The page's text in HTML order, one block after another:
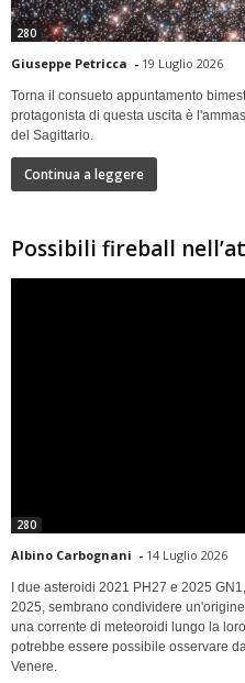
280
Giuseppe Petricca - 19 Luglio 2026
Torna il consueto appuntamento
protagonista di questa uscita è
del Sagittario.
Continua a leggere
Possibili fireball
280
Albino Carbognani - 14 Luglio 2026
I due asteroidi 2021 PH27 e 2025
2025, sembrano condividere
una corrente di meteoroidi lungo la
potrebbe essere possibile osservare
Venere.